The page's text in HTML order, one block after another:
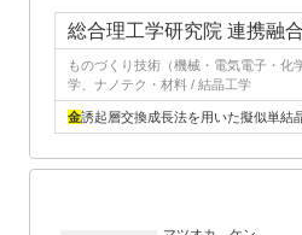
総合理工学研究院 連携融
ものづくり技術（機械・電気電子・化
学、ナノテク・材料 / 結晶工学
金誘起層交換成長法を用いた擬似単結